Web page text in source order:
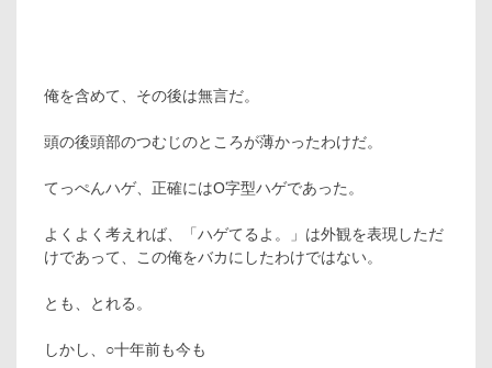
俺を含めて、その後は無言だ。
頭の後頭部のつむじのところが薄かったわけだ。
てっぺんハゲ、正確にはO字型ハゲであった。
よくよく考えれば、「ハゲてるよ。」は外観を表現しただ
けであって、この俺をバカにしたわけではない。
とも、とれる。
しかし、○十年前も今も